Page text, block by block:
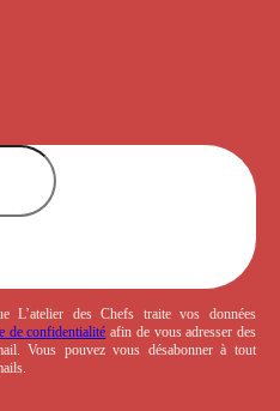
L’atelier des Chefs traite vos données
de confidentialité afin de vous adresser des
Vous pouvez vous désabonner à tout